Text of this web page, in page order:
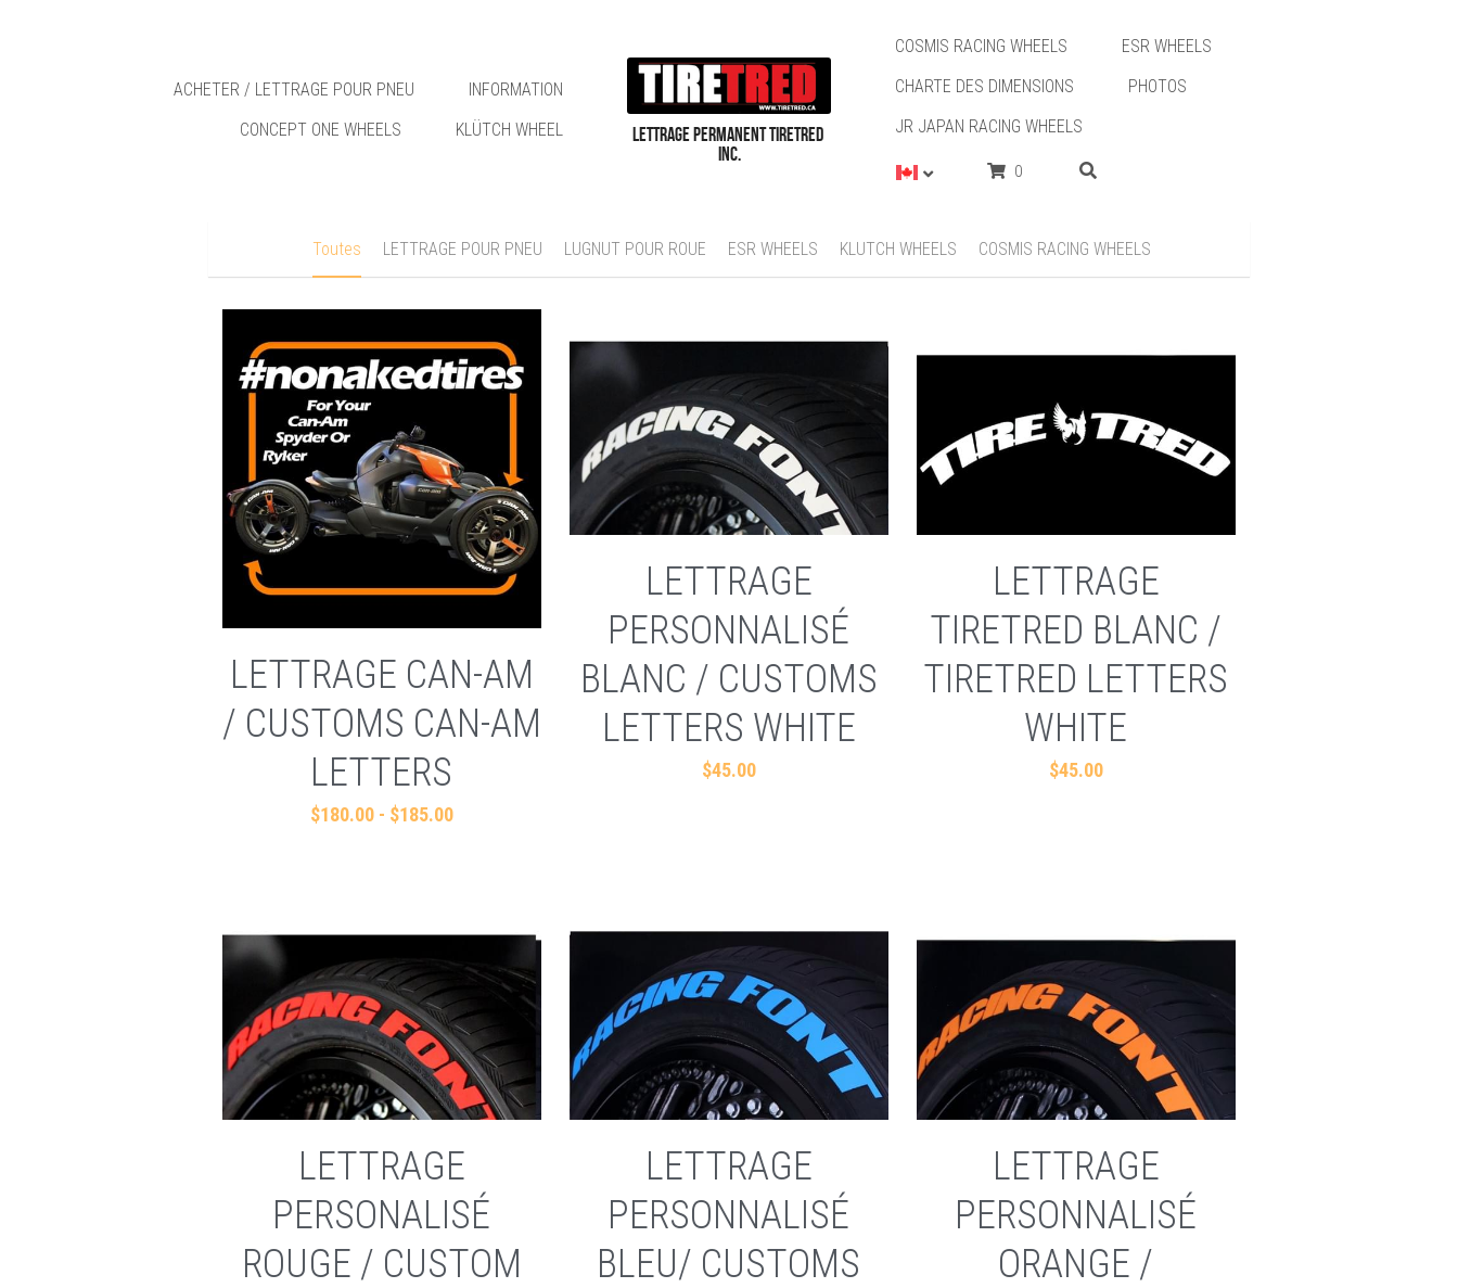
ACHETER / LETTRAGE POUR PNEU
INFORMATION
CONCEPT ONE WHEELS
KLÜTCH WHEEL
LETTRAGE PERMANENT TIRETRED
INC.
COSMIS RACING WHEELS
ESR WHEELS
CHARTE DES DIMENSIONS
PHOTOS
JR JAPAN RACING WHEELS
0
Toutes LETTRAGE POUR PNEU LUGNUT POUR ROUE ESR WHEELS KLUTCH WHEELS COSMIS RACING WHEELS
LETTRAGE CAN-AM
/ CUSTOMS CAN-AM
LETTERS
$180.00 - $185.00
LETTRAGE
PERSONNALISÉ
BLANC / CUSTOMS
LETTERS WHITE
$45.00
LETTRAGE
TIRETRED BLANC /
TIRETRED LETTERS
WHITE
$45.00
LETTRAGE
PERSONALISÉ
ROUGE / CUSTOM
LETTRAGE
PERSONNALISÉ
BLEU/ CUSTOMS
LETTRAGE
PERSONNALISÉ
ORANGE /